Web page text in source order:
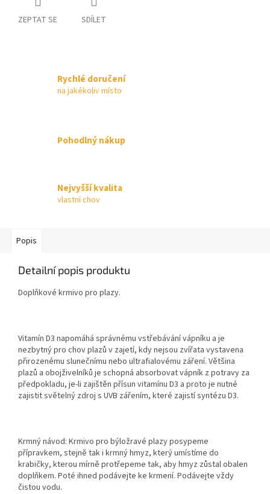
ZEPTAT SE SDÍLET
Rychlé doručení
na jakékoliv místo
Pohodlný nákup
Nejvyšší kvalita
vlastní chov
Popis
Detailní popis produktu
Doplňkové krmivo pro plazy.
Vitamín D3 napomáhá správnému vstřebávání vápníku a je
nezbytný pro chov plazů v zajetí, kdy nejsou zvířata vystavena
přirozenému slunečnímu nebo ultrafialovému záření. Většina
plazů a obojživelníků je schopná absorbovat vápník z potravy za
předpokladu, je-li zajištěn přísun vitamínu D3 a proto je nutné
zajistit světelný zdroj s UVB zářením, které zajistí syntézu D3.
Krmný návod: Krmivo pro býložravé plazy posypeme
přípravkem, stejně tak i krmný hmyz, který umístíme do
krabičky, kterou mírně protřepeme tak, aby hmyz zůstal obalen
doplňkem. Poté ihned podávejte ke krmení. Podávejte vždy
čistou vodu.